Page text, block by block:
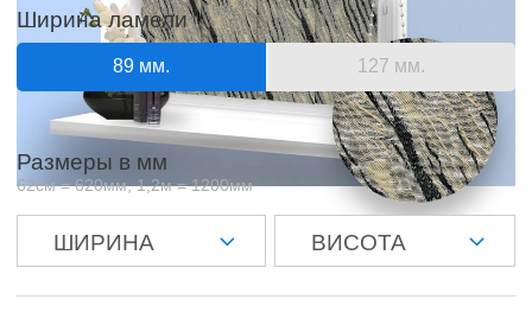
Ширина ламели
89 мм. 127 мм.
Размеры в мм
62см = 620мм, 1,2м = 1200мм